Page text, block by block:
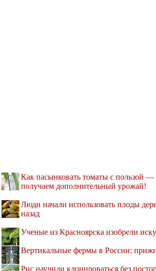
Как пасынковать томаты с пользой
получаем дополнительный урожай!
Люди начали использовать плоды
назад
Ученые из Красноярска изобрели
Вертикальные фермы в России:
Рис научили клонироваться без